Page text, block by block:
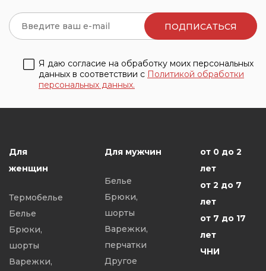
Я даю согласие на обработку моих персональных
данных в соответствии с Политикой обработки
персональных данных.
Для
женщин
Термобелье
Белье
Брюки,
шорты
Варежки,
Для мужчин
Белье
Брюки,
шорты
Варежки,
перчатки
Другое
от 0 до 2
лет
от 2 до 7
лет
от 7 до 17
лет
ЧНИ